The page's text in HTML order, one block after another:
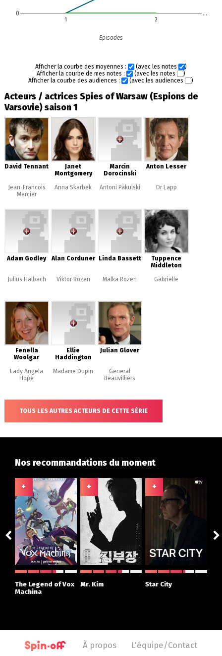
1 2
0 …
Episodes
Afficher la courbe des moyennes : (avec les notes
)
Afficher la courbe de mes notes :
(avec les notes
)
Afficher la courbe des audiences :
(avec les audiences )
Acteurs / actrices Spies of Warsaw (Espions de
Varsovie) saison 1
David Tennant
Jean-Francois
Mercier
Janet
Montgomery
Anna Skarbek
Marcin
Dorocinski
Antoni Pakulski
Anton Lesser
Dr Lapp
Adam Godley
Julius Halbach
Alan Corduner
Viktor Rozen
Linda Bassett
Malka Rozen
Tuppence
Middleton
Gabrielle
Fenella
Woolgar
Lady Angela
Hope
Ellie
Haddington
Madame Dupin
Julian Glover
General
Beauvilliers
TOUS LES AUTRES ACTEURS DE CETTE SÉRIE
Nos recommandations du moment
+
The Legend of Vox
Machina
+
Mr. Kim
+
Star City
À propos L'équipe/Contact